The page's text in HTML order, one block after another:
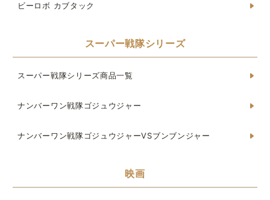
ビーロボ カブタック
スーパー戦隊シリーズ
スーパー戦隊シリーズ商品一覧
ナンバーワン戦隊ゴジュウジャー
ナンバーワン戦隊ゴジュウジャーVSブンブンジャー
映画